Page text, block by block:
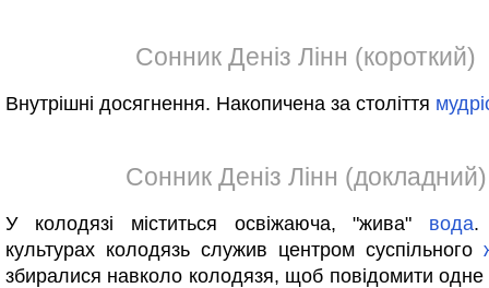
Сонник Деніз Лінн (короткий)
Внутрішні досягнення. Накопичена за століття
Сонник Деніз Лінн (докладний)
У колодязі міститься освіжаюча, "жива" вода.
культурах колодязь служив центром суспільного
збиралися навколо колодязя, щоб повідомити одне